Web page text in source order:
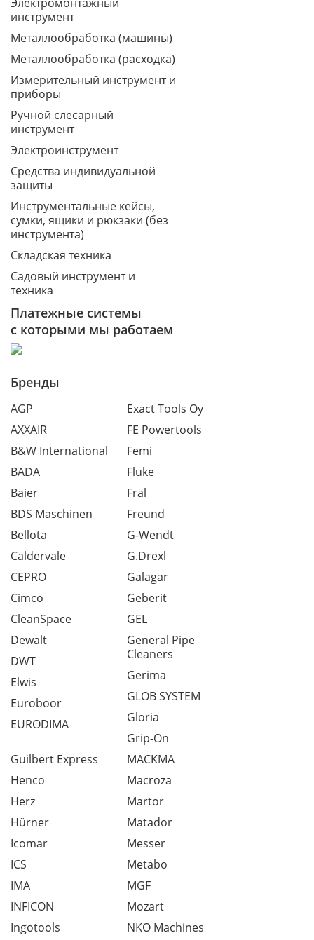
инструмент
Металлообработка (машины)
Металлообработка (расходка)
Измерительный инструмент и
приборы
Ручной слесарный
инструмент
Электроинструмент
Средства индивидуальной
защиты
Инструментальные кейсы,
сумки, ящики и рюкзаки (без
инструмента)
Складская техника
Садовый инструмент и
техника
Платежные системы
с которыми мы работаем
Бренды
AGP
AXXAIR
B&W International
BADA
Baier
BDS Maschinen
Bellota
Caldervale
CEPRO
Cimco
CleanSpace
Dewalt
DWT
Elwis
Euroboor
EURODIMA
Exact Tools Oy
FE Powertools
Femi
Fluke
Fral
Freund
G-Wendt
G.Drexl
Galagar
Geberit
GEL
General Pipe
Cleaners
Gerima
GLOB SYSTEM
Gloria
Grip-On
Guilbert Express
Henco
Herz
Hürner
Icomar
ICS
IMA
INFICON
Ingotools
MACKMA
Macroza
Martor
Matador
Messer
Metabo
MGF
Mozart
NKO Machines